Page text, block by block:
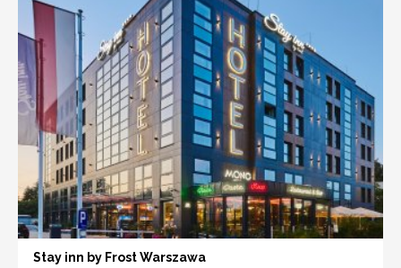
Stay inn by Frost Warszawa